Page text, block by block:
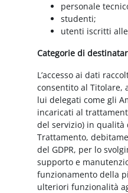
personale
studenti;
utenti iscritti
Categorie di
L’accesso ai dati
consentito al Titolare,
lui delegati come gli
incaricati al
del servizio) in qualità
Trattamento,
del GDPR, per lo
supporto e
funzionamento della
ulteriori funzionalità